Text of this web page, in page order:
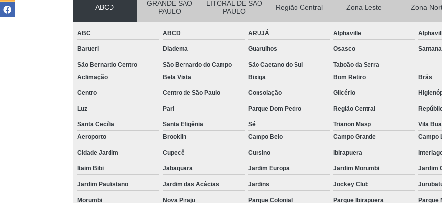
Locação de Equipamentos para Academia de Condomínio
Locação de Equipamentos para Academia Musculação
Contrato
Empresa de Manutenção Equipamentos Academia
Manutenção Aparelhos de Academia
Manutenção de Equipamentos Academia
Manutenção em Equipamentos de Academia
Manutenção Equipamentos de Academia
Serviço de
Completa Multi Estação W4
Multi Estação Academia Multi
Multi Estação Funcional
Multi Estação Musculação Multi
Multi Estação para Musculação
Multi Estação Performer Multi
Venda de Equipamento para Academia
Venda
Venda de Equipamentos e Acessórios para Academia
Venda
ABCD
GRANDE SÃO
PAULO
LITORAL DE SÃO
PAULO
Região Central Zona Leste Zona
ABC ABCD ARUJÁ Alphaville
Barueri Diadema Guarulhos Osasco
São Bernardo Centro São Bernardo do Campo São Caetano do Sul
Taboão da Serra
Aclimação
Bela Vista Bixiga Bom Retiro Brás
Centro Centro de São Paulo Consolação Glicério
Luz Pari Parque Dom Pedro Região Central
Santa Cecília Santa Efigênia Sé Trianon Masp
Vila
Aeroporto
Brooklin Campo Belo Campo Grande Campo
Cidade Jardim Cupecê Cursino Ibirapuera
Itaim Bibi Jabaquara Jardim Europa Jardim Morumbi Jardim
Jardim Paulistano Jardim das Acácias Jardins Jockey Club
Morumbi Nova Piraju Parque Colonial Parque Ibirapuera Parque